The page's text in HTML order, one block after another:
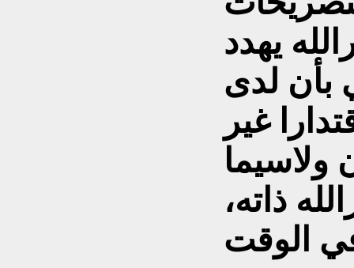
يهدد
بأن لدى
غير
ولاسيما
ذاته،
الوقت